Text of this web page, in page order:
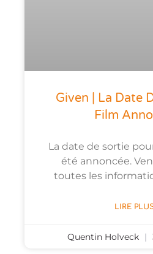
Given | La Date
Film
La date de sortie
été annoncée.
toutes les
LIRE
Quentin Holveck